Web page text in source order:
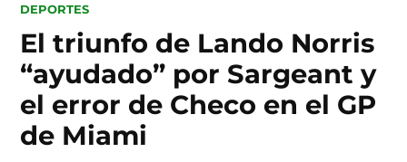
POSTED
DEPORTES
El triunfo de Lando Norris
“ayudado” por Sargeant y
el error de Checo en el GP
de Miami